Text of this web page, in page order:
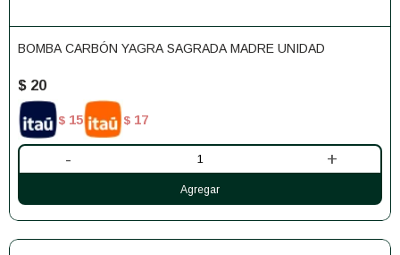
BOMBA CARBÓN YAGRA SAGRADA MADRE UNIDAD
$ 20
$ 15 $ 17
- +